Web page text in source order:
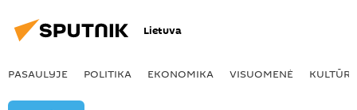
Lietuva
PASAULYJE POLITIKA EKONOMIKA VISUOMENĖ KULTŪRA